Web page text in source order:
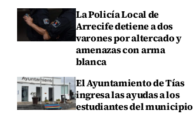
La Policía Local de
Arrecife detiene a dos
varones por altercado y
amenazas con arma
blanca
El Ayuntamiento de Tías
ingresa las ayudas a los
estudiantes del municipio